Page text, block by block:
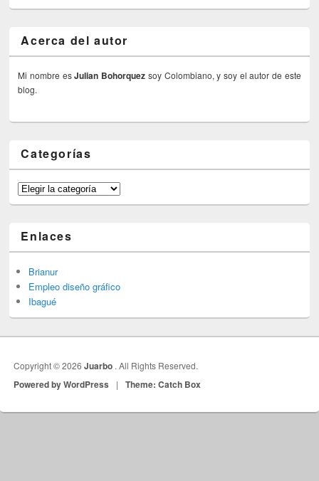
Acerca del autor
Mi nombre esJulian Bohorquez soy Colombiano, y soy el autor de este
blog.
Categorías
Categorías
Enlaces
Brianur
Empleo diseño gráfico
Ibagué
Copyright © 2026Juarbo . All Rights Reserved.
Powered by WordPress | Theme: Catch Box